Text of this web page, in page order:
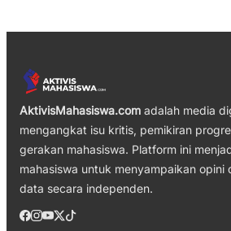
AktivisMahasiswa.com adalah media
mengangkat isu kritis, pemikiran
gerakan mahasiswa. Platform ini
mahasiswa untuk menyampaikan opini
data secara independen.